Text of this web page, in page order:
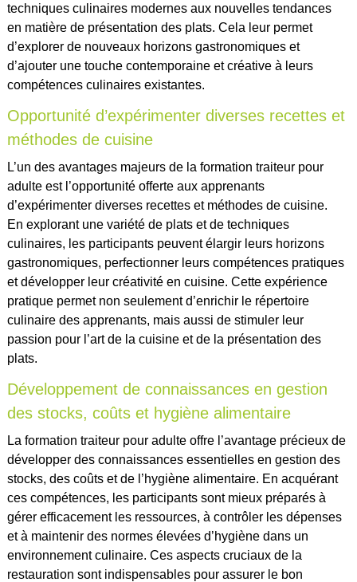
techniques culinaires modernes aux nouvelles tendances
en matière de présentation des plats. Cela leur permet
d’explorer de nouveaux horizons gastronomiques et
d’ajouter une touche contemporaine et créative à leurs
compétences culinaires existantes.
Opportunité d’expérimenter diverses recettes et
méthodes de cuisine
L’un des avantages majeurs de la formation traiteur pour
adulte est l’opportunité offerte aux apprenants
d’expérimenter diverses recettes et méthodes de cuisine.
En explorant une variété de plats et de techniques
culinaires, les participants peuvent élargir leurs horizons
gastronomiques, perfectionner leurs compétences pratiques
et développer leur créativité en cuisine. Cette expérience
pratique permet non seulement d’enrichir le répertoire
culinaire des apprenants, mais aussi de stimuler leur
passion pour l’art de la cuisine et de la présentation des
plats.
Développement de connaissances en gestion
des stocks, coûts et hygiène alimentaire
La formation traiteur pour adulte offre l’avantage précieux de
développer des connaissances essentielles en gestion des
stocks, des coûts et de l’hygiène alimentaire. En acquérant
ces compétences, les participants sont mieux préparés à
gérer efficacement les ressources, à contrôler les dépenses
et à maintenir des normes élevées d’hygiène dans un
environnement culinaire. Ces aspects cruciaux de la
restauration sont indispensables pour assurer le bon